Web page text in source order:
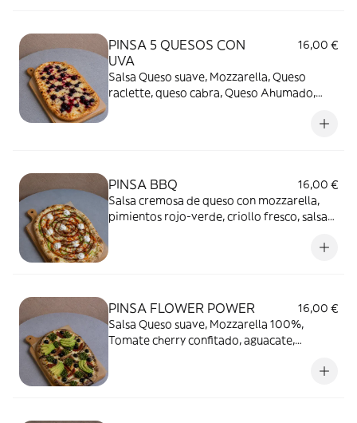
PINSA 5 QUESOS CON
UVA
16,00 €
Salsa Queso suave, Mozzarella, Queso
raclette, queso cabra, Queso Ahumado,
PINSA BBQ
16,00 €
Salsa cremosa de queso con mozzarella,
pimientos rojo-verde, criollo fresco, salsa
PINSA FLOWER POWER
16,00 €
Salsa Queso suave, Mozzarella 100%,
Tomate cherry confitado, aguacate,